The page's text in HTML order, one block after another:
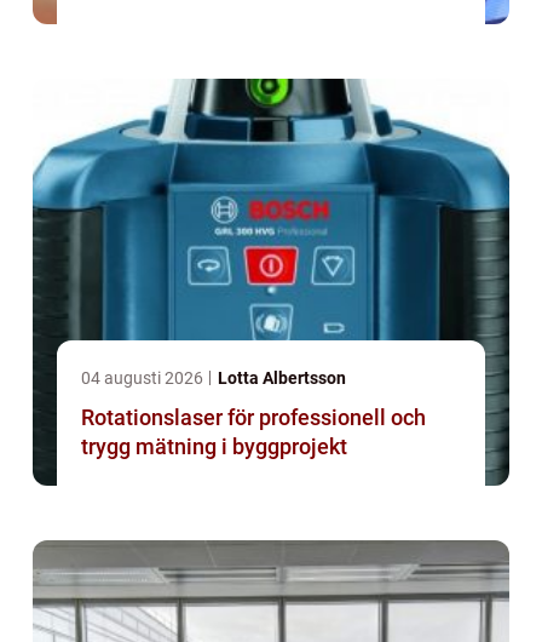
04 augusti 2026 Lotta Albertsson
Rotationslaser för professionell och
trygg mätning i byggprojekt